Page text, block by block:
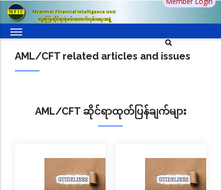
အဓိက
အကြောင်းအရာ
Myanmar Financial Intelligence Unit
ငွေကြေးဆိုင်ရာစုံစမ်းထောက်လှမ်းရေးအဖွဲ့
AML/CFT related articles and issues
AML/CFT ဆိုင်ရာထုတ်ပြန်ချက်များ